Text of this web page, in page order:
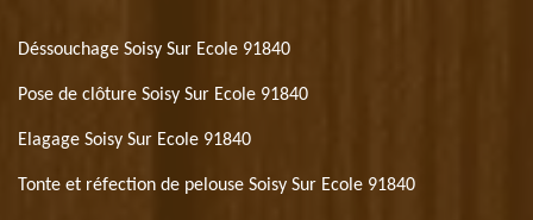
Déssouchage Soisy Sur Ecole 91840
Pose de clôture Soisy Sur Ecole 91840
Elagage Soisy Sur Ecole 91840
Tonte et réfection de pelouse Soisy Sur Ecole 91840